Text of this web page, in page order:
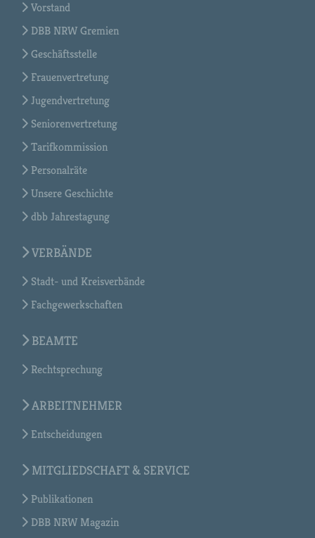
Vorstand
DBB NRW Gremien
Geschäftsstelle
Frauenvertretung
Jugendvertretung
Seniorenvertretung
Tarifkommission
Personalräte
Unsere Geschichte
dbb Jahrestagung
VERBÄNDE
Stadt- und Kreisverbände
Fachgewerkschaften
BEAMTE
Rechtsprechung
ARBEITNEHMER
Entscheidungen
MITGLIEDSCHAFT & SERVICE
Publikationen
DBB NRW Magazin